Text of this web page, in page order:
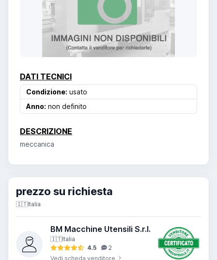
DATI TECNICI
Condizione: usato
Anno: non definito
DESCRIZIONE
meccanica
prezzo su richiesta
🇮🇹Italia
BM Macchine Utensili S.r.l.
🇮🇹Italia
4.5
2
Vedi scheda venditore